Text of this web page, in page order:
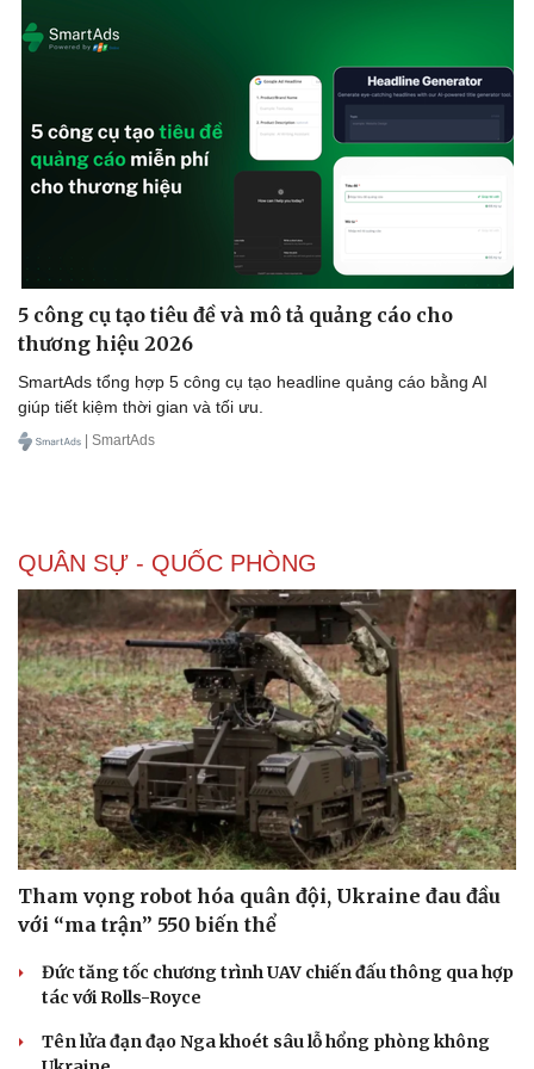
Doanh nghiệp
Thông tin doanh nghiệp
Doanh nghiệp 24h
Doanh nhân
Vì cộng đồng
Công nghệ
Sành điệu
Tin Công nghệ
Trải nghiệm
Chuyển đổi số
5 công cụ tạo tiêu đề và mô tả quảng cáo cho
thương hiệu 2026
SmartAds tổng hợp 5 công cụ tạo headline quảng cáo bằng AI
giúp tiết kiệm thời gian và tối ưu.
| SmartAds
QUÂN SỰ - QUỐC PHÒNG
Tham vọng robot hóa quân đội, Ukraine đau đầu
với “ma trận” 550 biến thể
Đức tăng tốc chương trình UAV chiến đấu thông qua hợp
tác với Rolls-Royce
Tên lửa đạn đạo Nga khoét sâu lỗ hổng phòng không